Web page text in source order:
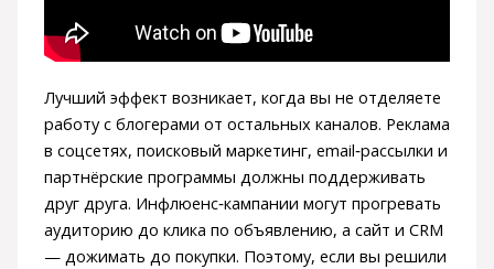
Лучший эффект возникает, когда вы не отделяете
работу с блогерами от остальных каналов. Реклама
в соцсетях, поисковый маркетинг, email‑рассылки и
партнёрские программы должны поддерживать
друг друга. Инфлюенс‑кампании могут прогревать
аудиторию до клика по объявлению, а сайт и CRM
— дожимать до покупки. Поэтому, если вы решили